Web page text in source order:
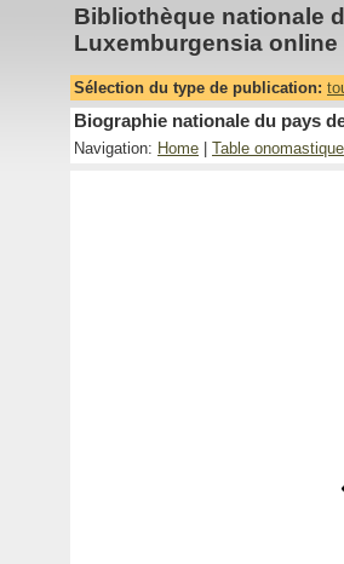
Bibliothèque nationale
Luxemburgensia online
Sélection du type de publication:
Biographie nationale du pays
Navigation: Home Table onomastique